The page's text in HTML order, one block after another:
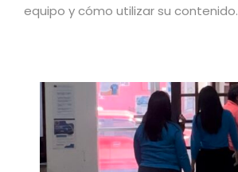
equipo y cómo utilizar su contenido.